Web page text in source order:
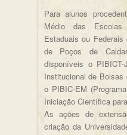
Para alunos
Médio das
Estaduais ou
de Poços de
disponíveis o PIBICT-
Institucional de
o PIBIC-EM
Iniciação Científica
As ações de
criação da